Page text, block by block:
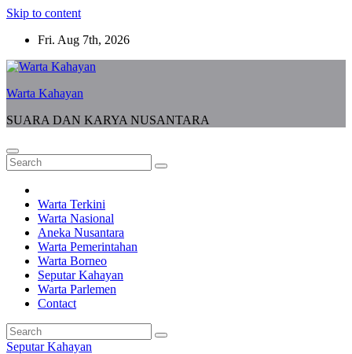
Skip to content
Fri. Aug 7th, 2026
Warta Kahayan
SUARA DAN KARYA NUSANTARA
Warta Terkini
Warta Nasional
Aneka Nusantara
Warta Pemerintahan
Warta Borneo
Seputar Kahayan
Warta Parlemen
Contact
Seputar Kahayan